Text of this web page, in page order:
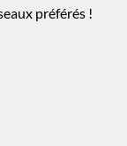
préférés !